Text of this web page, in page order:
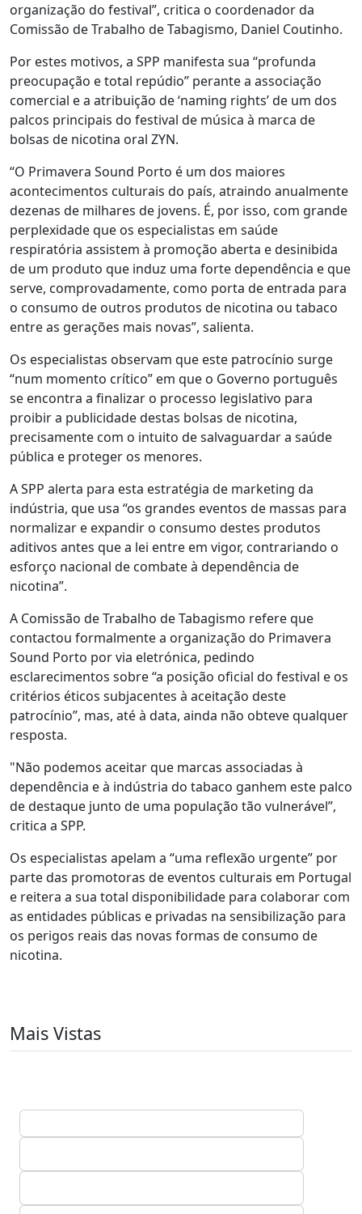
organização do festival”, critica o coordenador da
Comissão de Trabalho de Tabagismo, Daniel Coutinho.
Por estes motivos, a SPP manifesta sua “profunda
preocupação e total repúdio” perante a associação
comercial e a atribuição de ‘naming rights’ de um dos
palcos principais do festival de música à marca de
bolsas de nicotina oral ZYN.
“O Primavera Sound Porto é um dos maiores
acontecimentos culturais do país, atraindo anualmente
dezenas de milhares de jovens. É, por isso, com grande
perplexidade que os especialistas em saúde
respiratória assistem à promoção aberta e desinibida
de um produto que induz uma forte dependência e que
serve, comprovadamente, como porta de entrada para
o consumo de outros produtos de nicotina ou tabaco
entre as gerações mais novas”, salienta.
Os especialistas observam que este patrocínio surge
“num momento crítico” em que o Governo português
se encontra a finalizar o processo legislativo para
proibir a publicidade destas bolsas de nicotina,
precisamente com o intuito de salvaguardar a saúde
pública e proteger os menores.
A SPP alerta para esta estratégia de marketing da
indústria, que usa “os grandes eventos de massas para
normalizar e expandir o consumo destes produtos
aditivos antes que a lei entre em vigor, contrariando o
esforço nacional de combate à dependência de
nicotina”.
A Comissão de Trabalho de Tabagismo refere que
contactou formalmente a organização do Primavera
Sound Porto por via eletrónica, pedindo
esclarecimentos sobre “a posição oficial do festival e os
critérios éticos subjacentes à aceitação deste
patrocínio”, mas, até à data, ainda não obteve qualquer
resposta.
"Não podemos aceitar que marcas associadas à
dependência e à indústria do tabaco ganhem este palco
de destaque junto de uma população tão vulnerável”,
critica a SPP.
Os especialistas apelam a “uma reflexão urgente” por
parte das promotoras de eventos culturais em Portugal
e reitera a sua total disponibilidade para colaborar com
as entidades públicas e privadas na sensibilização para
os perigos reais das novas formas de consumo de
nicotina.
Mais Vistas